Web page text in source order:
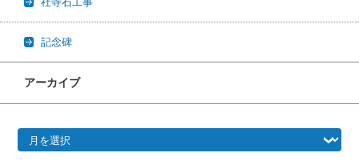
記念碑
アーカイブ